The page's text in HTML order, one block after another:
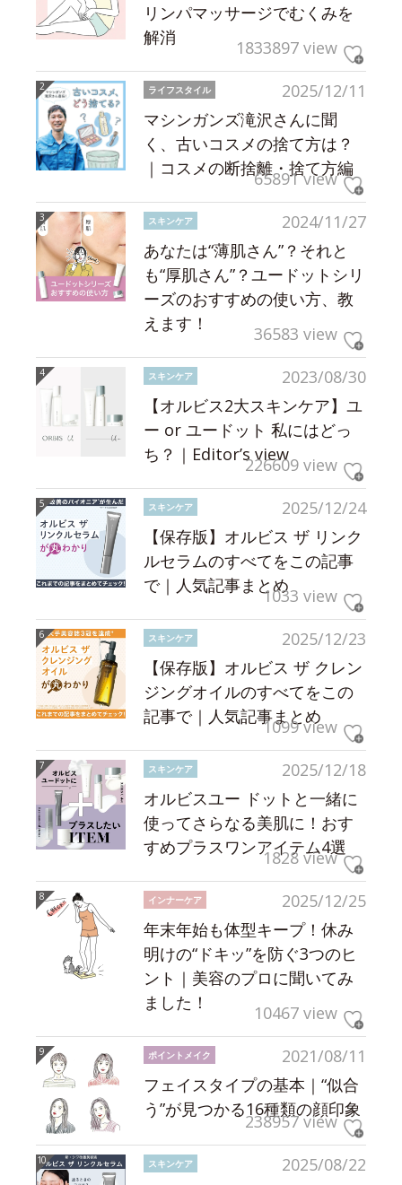
リンパマッサージでむくみを
解消
1833897 view
2025/12/11
ライフスタイル
マシンガンズ滝沢さんに聞
く、古いコスメの捨て方は？
｜コスメの断捨離・捨て方編
65891 view
2024/11/27
スキンケア
あなたは“薄肌さん”？それと
も“厚肌さん”？ユードットシリ
ーズのおすすめの使い方、教
えます！
36583 view
2023/08/30
スキンケア
【オルビス2大スキンケア】ユ
ー or ユードット 私にはどっ
ち？｜Editor’s view226609 view
2025/12/24
スキンケア
【保存版】オルビス ザ リンク
ルセラムのすべてをこの記事
で｜人気記事まとめ1033 view
2025/12/23
スキンケア
【保存版】オルビス ザ クレン
ジングオイルのすべてをこの
記事で｜人気記事まとめ
1099 view
2025/12/18
スキンケア
オルビスユー ドットと一緒に
使ってさらなる美肌に！おす
すめプラスワンアイテム4選
1828 view
2025/12/25
インナーケア
年末年始も体型キープ！休み
明けの“ドキッ”を防ぐ3つのヒ
ント｜美容のプロに聞いてみ
ました！
10467 view
2021/08/11
ポイントメイク
フェイスタイプの基本｜“似合
う”が見つかる16種類の顔印象
238957 view
2025/08/22
スキンケア